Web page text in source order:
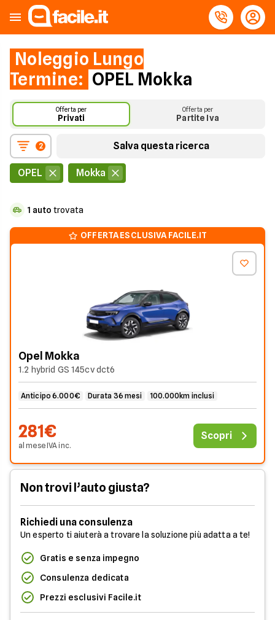
Noleggio Lungo
Termine: OPEL Mokka
Offerta per
Privati
Offerta per
Partite Iva
2 Salva questa ricerca
OPEL Mokka
1 auto trovata
OFFERTA ESCLUSIVA FACILE.IT
Opel Mokka
1.2 hybrid GS 145cv dct6
Anticipo 6.000€ Durata 36 mesi 100.000km inclusi
281€
al meseIVAinc.
Scopri
Non trovi l’auto giusta?
Richiedi una consulenza
Un esperto ti aiuterà a trovare la soluzione più adatta a te!
Gratis e senza impegno
Consulenza dedicata
Prezzi esclusivi Facile.it